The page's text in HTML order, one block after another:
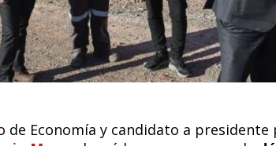
de Economía y candidato a